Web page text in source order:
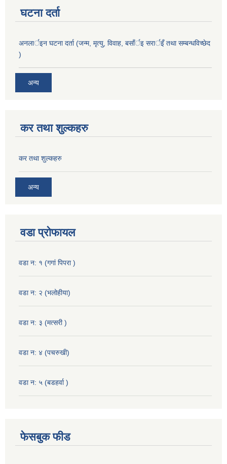
घटना दर्ता
अनलार्इन घटना दर्ता (जन्म, मृत्यु, विवाह, बसाँर्इ सरार्इँ तथा सम्बन्धविच्छेद
)
अन्य
कर तथा शुल्कहरु
कर तथा शुल्कहरु
अन्य
वडा प्रोफायल
वडा न: १ (गगां पिपरा )
वडा न: २ (भलोहीया)
वडा न: ३ (मत्सरी )
वडा न: ४ (पचरुखी)
वडा न: ५ (बडहर्वा )
फेसबुक फीड